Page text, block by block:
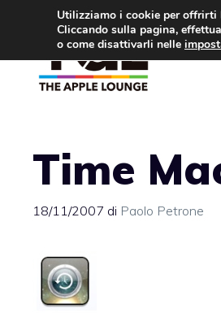
contenuto
Time
18/11/2007 di Paolo Petrone
Utilizziamo i cookie per offrirti
Cliccando sulla pagina,
o come disattivarli nelle